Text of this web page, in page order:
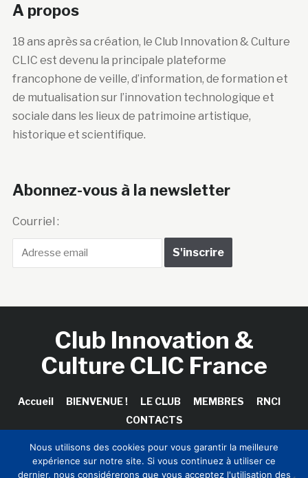
A propos
18 ans après sa création, le Club Innovation & Culture
CLIC est devenu la principale plateforme
francophone de veille, d’information, de formation et
de mutualisation sur l’innovation technologique et
sociale dans les lieux de patrimoine artistique,
historique et scientifique.
Abonnez-vous à la newsletter
Courriel :
Club Innovation &
Culture CLIC France
Accueil BIENVENUE ! LE CLUB MEMBRES
RNCI
CONTACTS
Nous utilisons des cookies pour vous garantir la meilleure
expérience sur notre site. Si vous continuez à utiliser ce
dernier, nous considérerons que vous acceptez l'utilisation des